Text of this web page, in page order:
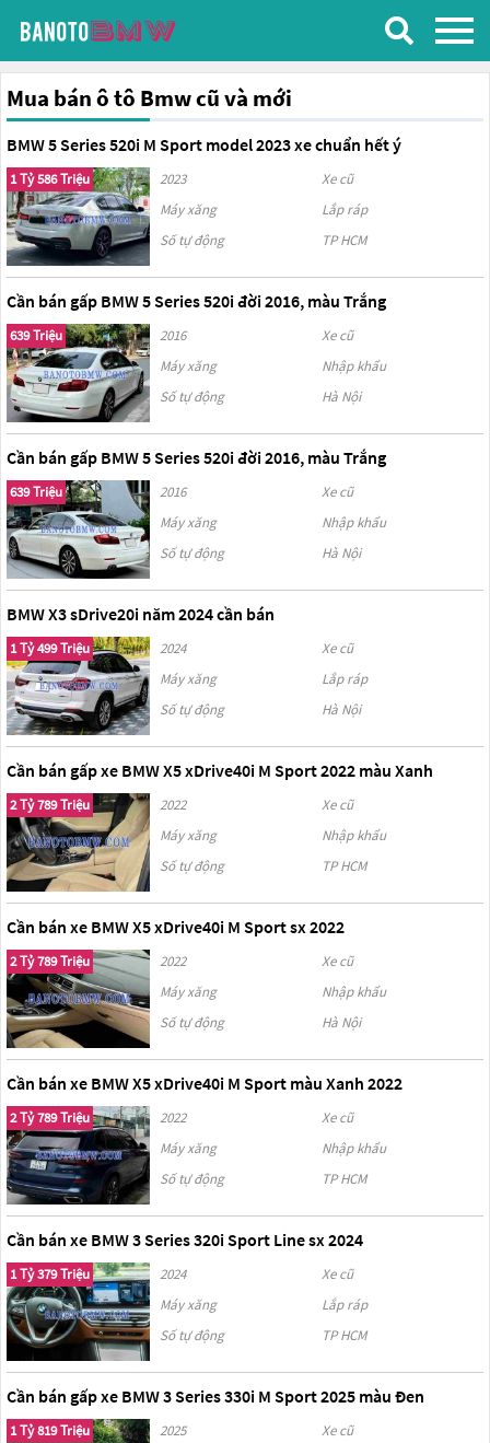
Mua bán ô tô Bmw cũ và mới
BMW 5 Series 520i M Sport model 2023 xe chuẩn hết ý
1 Tỷ 586 Triệu 2023
Xe cũ
Máy xăng
Lắp ráp
Số tự động
TP HCM
Cần bán gấp BMW 5 Series 520i đời 2016, màu Trắng
639 Triệu 2016
Xe cũ
Máy xăng
Nhập khẩu
Số tự động
Hà Nội
Cần bán gấp BMW 5 Series 520i đời 2016, màu Trắng
639 Triệu 2016
Xe cũ
Máy xăng
Nhập khẩu
Số tự động
Hà Nội
BMW X3 sDrive20i năm 2024 cần bán
1 Tỷ 499 Triệu 2024
Xe cũ
Máy xăng
Lắp ráp
Số tự động
Hà Nội
Cần bán gấp xe BMW X5 xDrive40i M Sport 2022 màu Xanh
2 Tỷ 789 Triệu 2022
Xe cũ
Máy xăng
Nhập khẩu
Số tự động
TP HCM
Cần bán xe BMW X5 xDrive40i M Sport sx 2022
2 Tỷ 789 Triệu 2022
Xe cũ
Máy xăng
Nhập khẩu
Số tự động
Hà Nội
Cần bán xe BMW X5 xDrive40i M Sport màu Xanh 2022
2 Tỷ 789 Triệu 2022
Xe cũ
Máy xăng
Nhập khẩu
Số tự động
TP HCM
Cần bán xe BMW 3 Series 320i Sport Line sx 2024
1 Tỷ 379 Triệu 2024
Xe cũ
Máy xăng
Lắp ráp
Số tự động
TP HCM
Cần bán gấp xe BMW 3 Series 330i M Sport 2025 màu Đen
1 Tỷ 819 Triệu 2025
Xe cũ